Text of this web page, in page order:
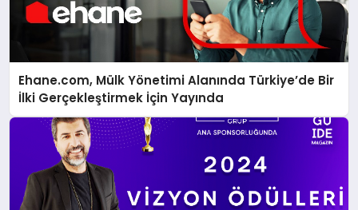
Ehane.com, Mülk Yönetimi Alanında Türkiye’de Bir
İlki Gerçekleştirmek İçin Yayında